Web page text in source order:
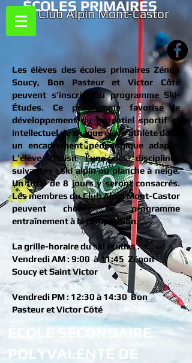
Club Alpin Mont-Castor
​ÉCOLES PRIMAIRES​
Les élèves des écoles primaires Zénon
Soucy, Bon Pasteur et Victor Côté
peuvent s’inscrire au programme Ski-
Études. Ce programme favorise le
développement du potentiel sportif et
intellectuel de chaque élève athlète dans
un encadrement pédagogique adapté.
L’élève choisit l’une des disciplines
suivantes : ski alpin ou planche à neige.
Un total de 8 jours y seront consacrés.
Les membres du Club Alpin Mont-Castor
peuvent choisir le programme
entraînement à la compétition.
La grille-horaire du ski études :
Vendredi AM : 9:00 à 11:45 Zénon
Soucy et Saint Victor
Vendredi PM : 12:30 à 14:30 Bon
Pasteur et Victor Côté
ÉCOLE SECONDAIRE
POLYVALENTE DE